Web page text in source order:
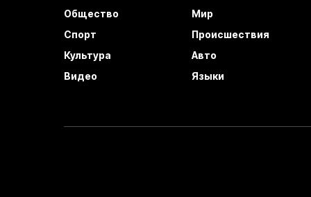
Общество
Мир
Спорт
Происшествия
Культура
Авто
Видео
Языки